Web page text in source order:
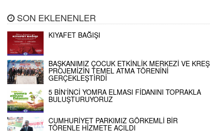
SON EKLENENLER
KIYAFET BAĞIŞI
BAŞKANIMIZ ÇOCUK ETKİNLİK MERKEZİ VE KREŞ
PROJEMİZİN TEMEL ATMA TÖRENİNİ
GERÇEKLEŞTİRDİ
5 BİN'İNCİ YOMRA ELMASI FİDANINI TOPRAKLA
BULUŞTURUYORUZ
CUMHURİYET PARKIMIZ GÖRKEMLİ BİR
TÖRENLE HİZMETE AÇILDI